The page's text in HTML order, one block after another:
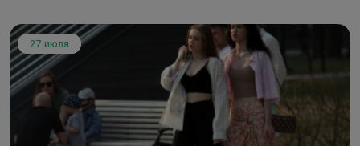
27 июля